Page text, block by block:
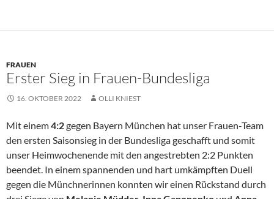
FRAUEN
Erster Sieg in Frauen-Bundesliga
16. OKTOBER 2022 OLLI KNIEST
Mit einem4:2gegen Bayern München hat unser Frauen-Team
den ersten Saisonsieg in der Bundesliga geschafft und somit
unser Heimwochenende mit den angestrebten 2:2 Punkten
beendet. In einem spannenden und hart umkämpften Duell
gegen die Münchnerinnen konnten wir einen Rückstand durch